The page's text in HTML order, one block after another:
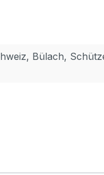
Bülach,